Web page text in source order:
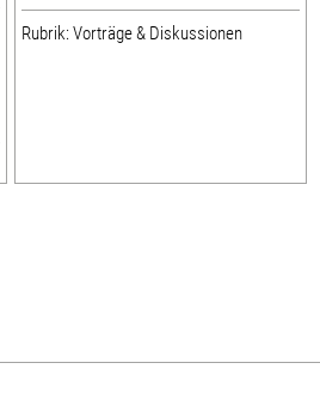
Rubrik: Vorträge & Diskussionen